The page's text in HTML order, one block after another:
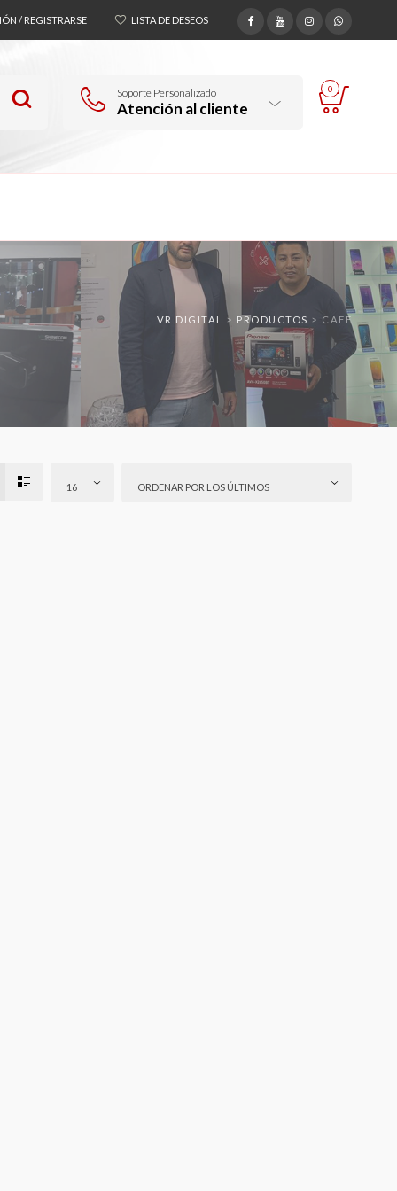
/ REGISTRARSE LISTA DE DESEOS
Soporte Personalizado
Atención al cliente
0
VR DIGITAL > PRODUCTOS > CAFE
16 ORDENAR POR LOS ÚLTIMOS